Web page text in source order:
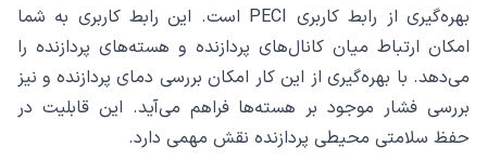
بهره‌گیری از رابط کاربری PECI است. این رابط کاربری به شما
امکان ارتباط میان کانال‌های پردازنده و هسته‌های پردازنده را
می‌دهد. با بهره‌گیری از این کار امکان بررسی دمای پردازنده و نیز
بررسی فشار موجود بر هسته‌ها فراهم می‌آید. این قابلیت در
حفظ سلامتی محیطی پردازنده نقش مهمی دارد.